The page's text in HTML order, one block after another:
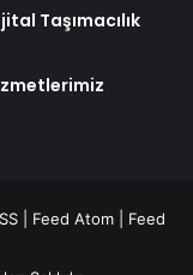
Taşımacılık
Feed Atom
Feed